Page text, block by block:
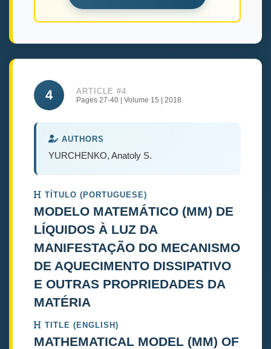
4 ARTICLE #4
Pages 27-40 | Volume 15 | 2018
AUTHORS
YURCHENKO, Anatoly S.
TÍTULO (PORTUGUESE)
MODELO MATEMÁTICO (MM) DE
LÍQUIDOS À LUZ DA
MANIFESTAÇÃO DO MECANISMO
DE AQUECIMENTO DISSIPATIVO
E OUTRAS PROPRIEDADES DA
MATÉRIA
TITLE (ENGLISH)
MATHEMATICAL MODEL (MM) OF